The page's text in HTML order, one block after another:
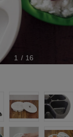
1 / 16